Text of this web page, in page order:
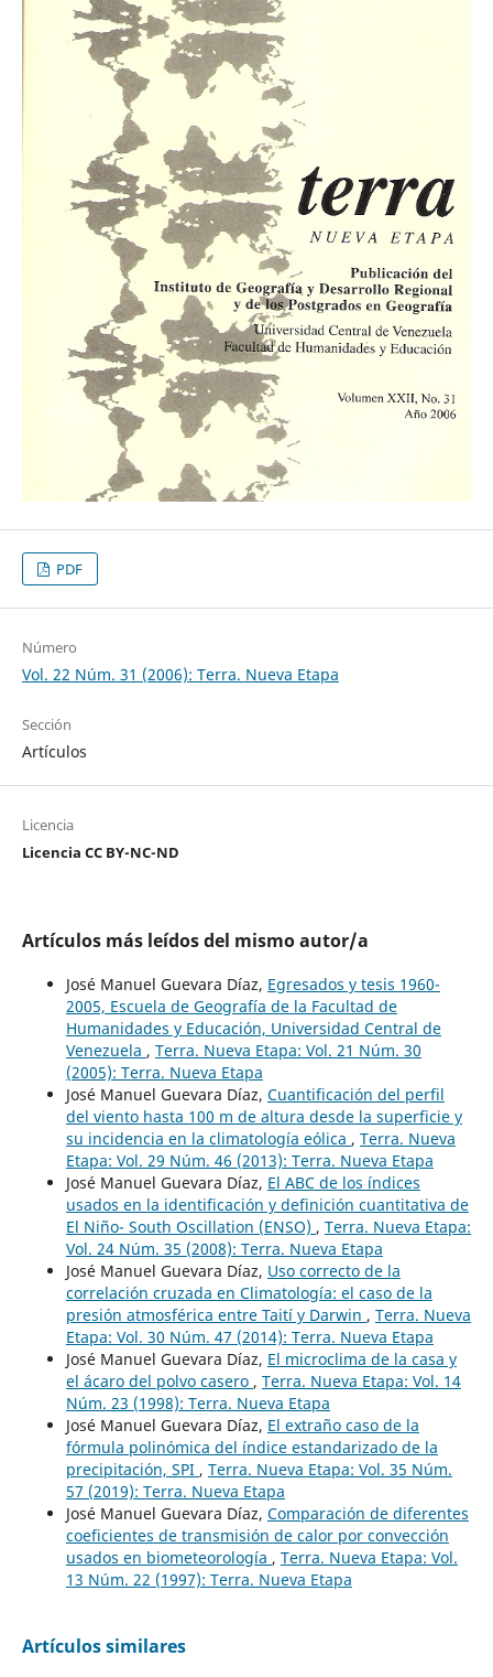
PDF
Número
Vol. 22 Núm. 31 (2006): Terra. Nueva Etapa
Sección
Artículos
Licencia
Licencia CC BY-NC-ND
Artículos más leídos del mismo autor/a
José Manuel Guevara Díaz, Egresados y tesis 1960-
2005, Escuela de Geografía de la Facultad de
Humanidades y Educación, Universidad Central de
Venezuela , Terra. Nueva Etapa: Vol. 21 Núm. 30
(2005): Terra. Nueva Etapa
José Manuel Guevara Díaz, Cuantificación del perfil
del viento hasta 100 m de altura desde la superficie y
su incidencia en la climatología eólica , Terra. Nueva
Etapa: Vol. 29 Núm. 46 (2013): Terra. Nueva Etapa
José Manuel Guevara Díaz, El ABC de los índices
usados en la identificación y definición cuantitativa de
El Niño- South Oscillation (ENSO) , Terra. Nueva Etapa:
Vol. 24 Núm. 35 (2008): Terra. Nueva Etapa
José Manuel Guevara Díaz, Uso correcto de la
correlación cruzada en Climatología: el caso de la
presión atmosférica entre Taití y Darwin , Terra. Nueva
Etapa: Vol. 30 Núm. 47 (2014): Terra. Nueva Etapa
José Manuel Guevara Díaz, El microclima de la casa y
el ácaro del polvo casero , Terra. Nueva Etapa: Vol. 14
Núm. 23 (1998): Terra. Nueva Etapa
José Manuel Guevara Díaz, El extraño caso de la
fórmula polinómica del índice estandarizado de la
precipitación, SPI , Terra. Nueva Etapa: Vol. 35 Núm.
57 (2019): Terra. Nueva Etapa
José Manuel Guevara Díaz, Comparación de diferentes
coeficientes de transmisión de calor por convección
usados en biometeorología , Terra. Nueva Etapa: Vol.
13 Núm. 22 (1997): Terra. Nueva Etapa
Artículos similares